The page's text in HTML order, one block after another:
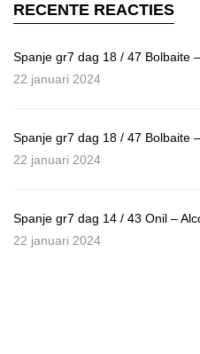
RECENTE REACTIES
Spanje gr7 dag 18 / 47 Bolbaite
22 januari 2024
Spanje gr7 dag 18 / 47 Bolbaite
22 januari 2024
Spanje gr7 dag 14 / 43 Onil –
22 januari 2024